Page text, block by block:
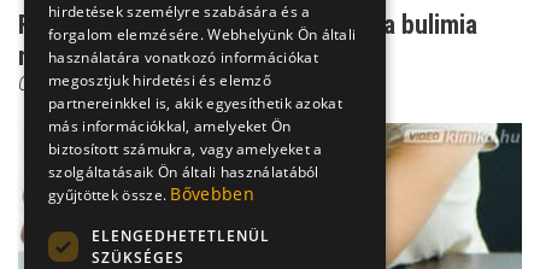
Falásrohamok és önhánytatás - ez a bulimia
nervosa
Csenki Laura
hirdetések személyre szabására és a
forgalom elemzésére. Webhelyünk Ön általi
használatára vonatkozó információkat
megosztjuk hirdetési és elemző
partnereinkkel is, akik egyesíthetik azokat
más információkkal, amelyeket Ön
biztosított számukra, vagy amelyeket a
szolgáltatásaik Ön általi használatából
gyűjtöttek össze. Bővebben
ELENGEDHETETLENÜL
SZÜKSÉGES